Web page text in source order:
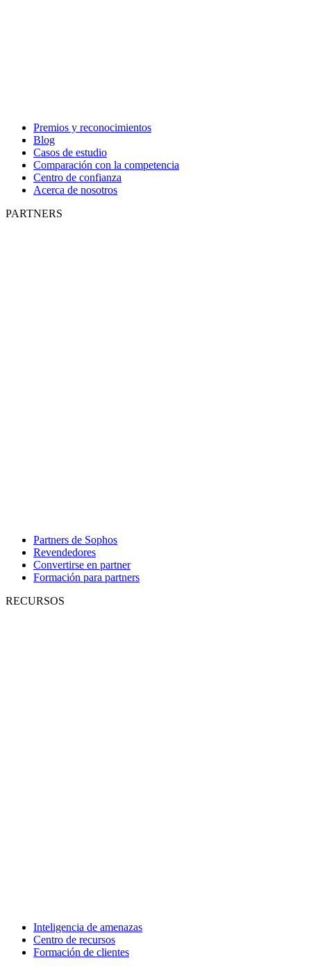
Premios y reconocimientos
Blog
Casos de estudio
Comparación con la competencia
Centro de confianza
Acerca de nosotros
PARTNERS
Partners de Sophos
Revendedores
Convertirse en partner
Formación para partners
RECURSOS
Inteligencia de amenazas
Centro de recursos
Formación de clientes